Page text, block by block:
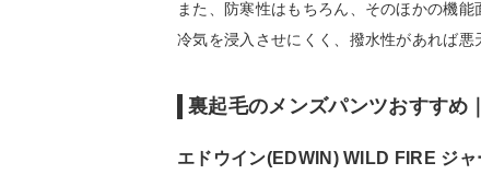
また、防寒性はもちろん、そのほかの機
冷気を浸入させにくく、撥水性があれば悪
裏起毛のメンズパンツおすすめ
エドウイン(EDWIN) WILD FIRE ジ